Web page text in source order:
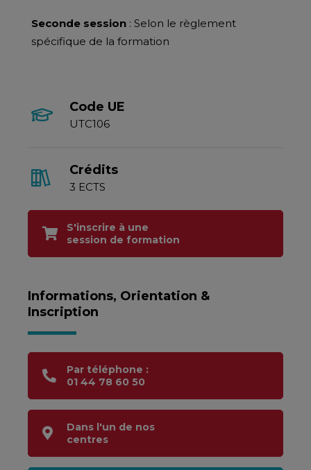
Seconde session : Selon le règlement
spécifique de la formation
Code UE
UTC106
Crédits
3 ECTS
S'inscrire à une
session de formation
Informations, Orientation &
Inscription
Par téléphone :
01 44 78 60 50
Dans l'un de nos
centres